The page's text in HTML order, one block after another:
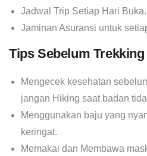
Jadwal Trip Setiap Hari Buka.
Jaminan Asuransi untuk
Tips Sebelum
Mengecek kesehatan
jangan Hiking saat badan
Menggunakan baju yang
keringat.
Memakai dan Membawa